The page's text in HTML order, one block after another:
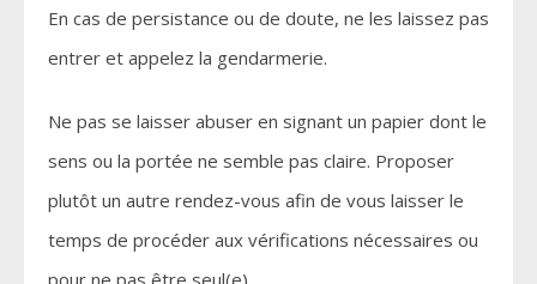
En cas de persistance ou de doute, ne les laissez pas
entrer et appelez la gendarmerie.
Ne pas se laisser abuser en signant un papier dont le
sens ou la portée ne semble pas claire. Proposer
plutôt un autre rendez-vous afin de vous laisser le
temps de procéder aux vérifications nécessaires ou
pour ne pas être seul(e).